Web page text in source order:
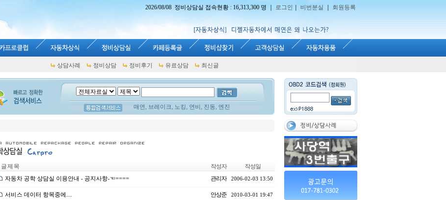
2026/08/08 정비상담실 접속현황 : 16,313,300 명 ｜ 로그인 비번분실 회원등록
상담사례 정비상담 정비후기 유료상담 최신글
매연, 브레이크, 노킹, 연비, 진동, 엔진
글 제 목 작성자
작성일
자동차 공학 상담실 이용안내 - 공지사항-☜====
관리자 2006-02-03 13:50
서비스 데이터 항목중에.... 안상준 2010-03-01 19:47